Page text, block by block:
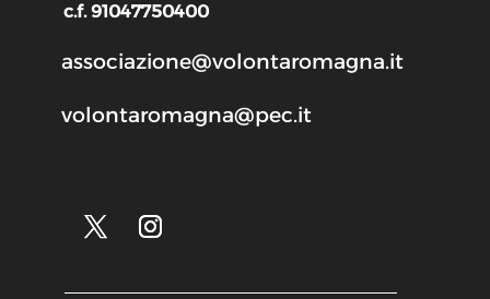
c.f. 91047750400
associazione@volontaromagna.it
volontaromagna@pec.it